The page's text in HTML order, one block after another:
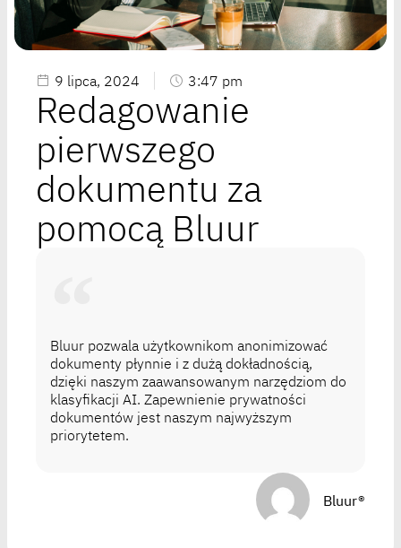
9 lipca, 2024 3:47 pm
Redagowanie
pierwszego
dokumentu za
pomocą Bluur
Bluur pozwala użytkownikom anonimizować
dokumenty płynnie i z dużą dokładnością,
dzięki naszym zaawansowanym narzędziom do
klasyfikacji AI. Zapewnienie prywatności
dokumentów jest naszym najwyższym
priorytetem.
Bluur®